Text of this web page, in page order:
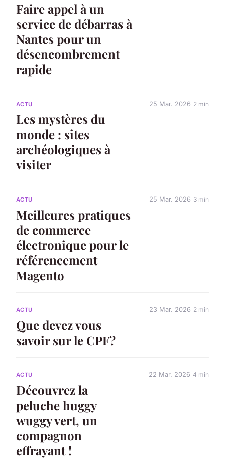
Faire appel à un
service de débarras à
Nantes pour un
désencombrement
rapide
ACTU
Les mystères du
monde : sites
archéologiques à
visiter
25 Mar. 2026 2 min
ACTU
Meilleures pratiques
de commerce
électronique pour le
référencement
Magento
25 Mar. 2026 3 min
ACTU
Que devez vous
savoir sur le CPF?
23 Mar. 2026 2 min
ACTU
Découvrez la
peluche huggy
wuggy vert, un
compagnon
effrayant !
22 Mar. 2026 4 min